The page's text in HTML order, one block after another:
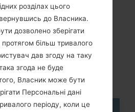
Stylus 2
розділах цього
до Власника.
дозволено зберігати
протягом більш тривалого
дав згоду на таку
згода не буде
Власник може бути
Персональні дані
періоду, коли це